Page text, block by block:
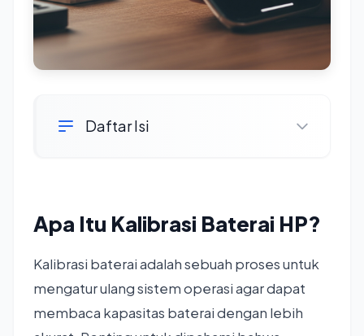
Daftar Isi
Apa Itu Kalibrasi Baterai HP?
Kalibrasi baterai adalah sebuah proses untuk
mengatur ulang sistem operasi agar dapat
membaca kapasitas baterai dengan lebih